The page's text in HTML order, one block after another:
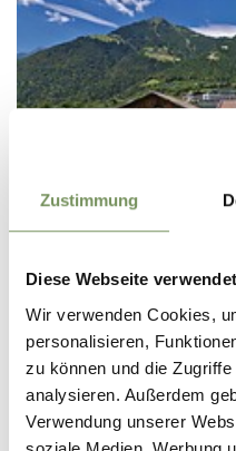
Zustimmung
Diese Webseite
Wir verwenden Cookies,
personalisieren,
zu können und die
analysieren. Außerdem
Verwendung unserer
GARNI-HOTEL
Haslachstraße 32 39019
info@tritscherhof.com